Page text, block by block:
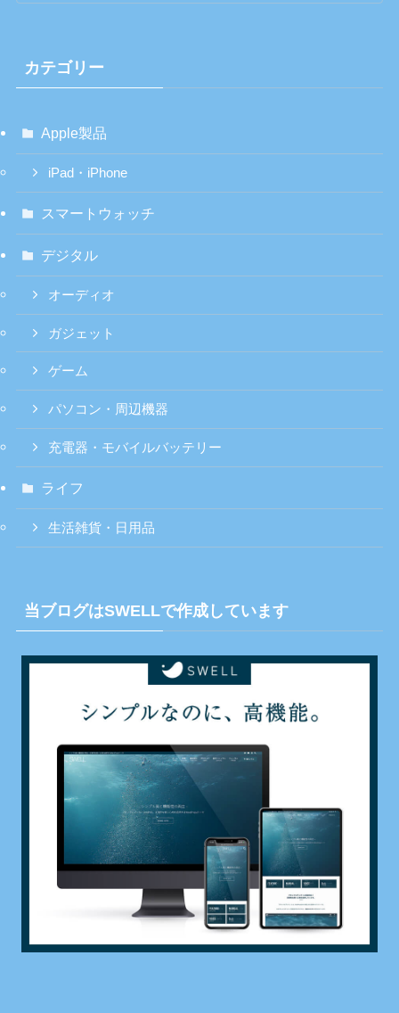
カテゴリー
Apple製品
iPad・iPhone
スマートウォッチ
デジタル
オーディオ
ガジェット
ゲーム
パソコン・周辺機器
充電器・モバイルバッテリー
ライフ
生活雑貨・日用品
当ブログはSWELLで作成しています